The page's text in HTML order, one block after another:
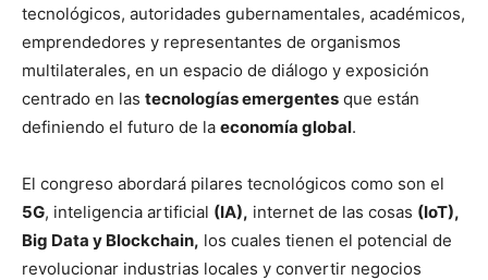
tecnológicos, autoridades gubernamentales, académicos,
emprendedores y representantes de organismos
multilaterales, en un espacio de diálogo y exposición
centrado en las tecnologías emergentes que están
definiendo el futuro de la economía global.
El congreso abordará pilares tecnológicos como son el
5G, inteligencia artificial (IA), internet de las cosas (IoT),
Big Data y Blockchain, los cuales tienen el potencial de
revolucionar industrias locales y convertir negocios